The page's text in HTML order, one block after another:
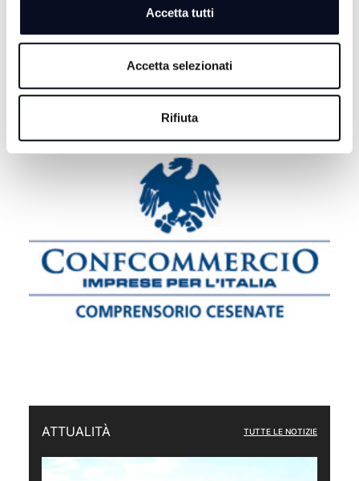
Accetta tutti
Accetta selezionati
Rifiuta
BASKET: La Start Romagna Cup porta la Virtus
Bologna sul parquet di Rimini
ATTUALITÀ TUTTE LE NOTIZIE